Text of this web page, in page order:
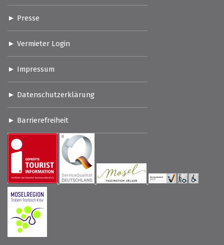
Presse
Vermieter Login
Impressum
Datenschutzerklärung
Barrierefreiheit